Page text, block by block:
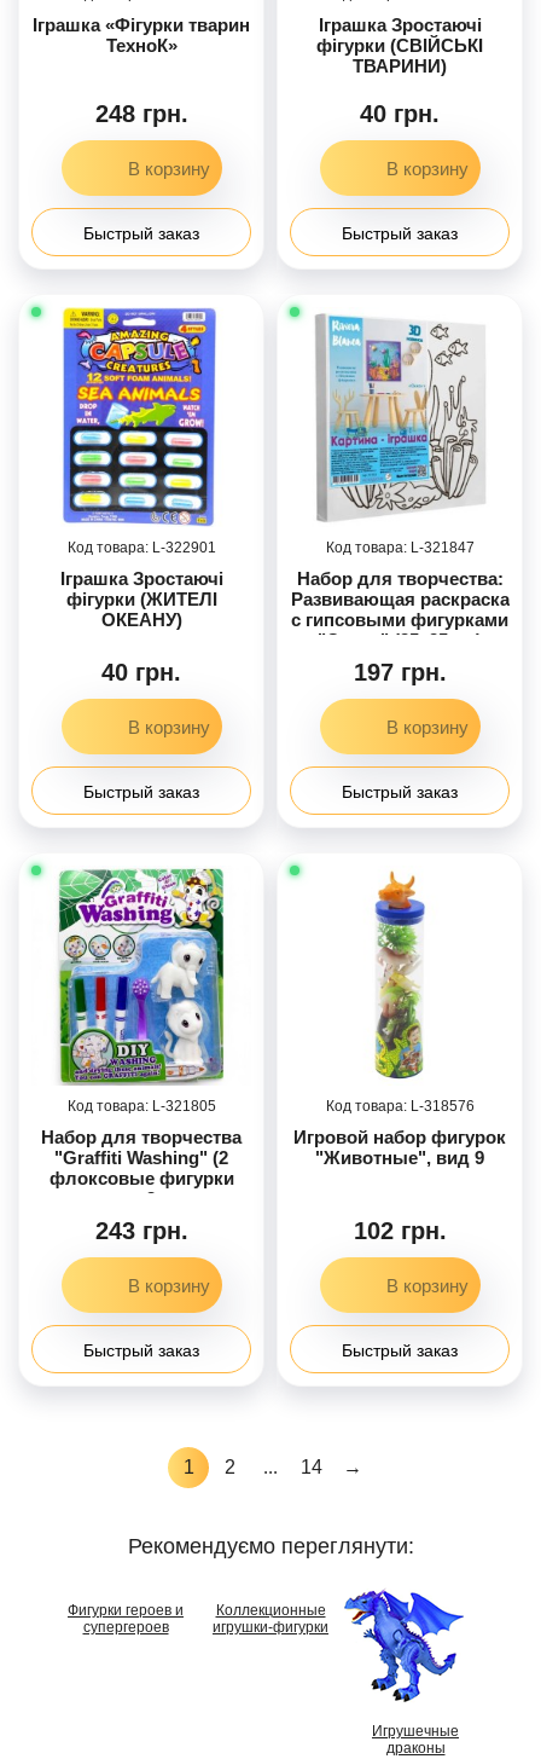
Іграшка «Фігурки тварин
ТехноК»
248 грн.
Быстрый заказ
Іграшка Зростаючі
фігурки (СВІЙСЬКІ
ТВАРИНИ)
40 грн.
Быстрый заказ
322901
Іграшка Зростаючі
фігурки (ЖИТЕЛІ
ОКЕАНУ)
40 грн.
Быстрый заказ
321847
Набор для творчества:
Развивающая раскраска
с гипсовыми фигурками
"Океан" (25x25 см)
197 грн.
Быстрый заказ
321805
Набор для творчества
"Graffiti Washing" (2
флоксовые фигурки
животных, 3 цветных
фломастера, щеточка) -
Слон и лев
243 грн.
Быстрый заказ
318576
Игровой набор фигурок
"Животные", вид 9
102 грн.
Быстрый заказ
1 2 ... 14 →
Рекомендуємо переглянути:
Фигурки героев и
супергероев
Коллекционные
игрушки-фигурки
Игрушечные
драконы